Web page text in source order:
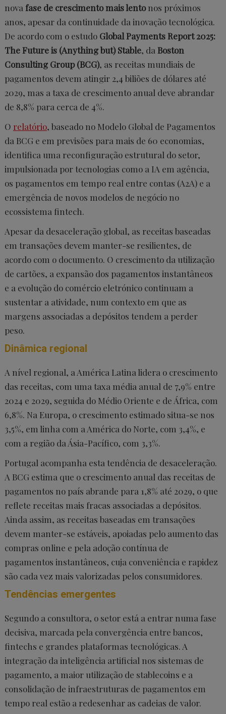
nova fase de crescimento mais lentonos próximos
anos, apesar da continuidade da inovação tecnológica.
De acordo com o estudo Global Payments Report 2025:
The Future is (Anything but) Stable, da Boston
Consulting Group (BCG), as receitas mundiais de
pagamentos devem atingir 2,4 biliões de dólares até
2029, mas a taxa de crescimento anual deve abrandar
de 8,8% para cerca de 4%.
O relatório, baseado no Modelo Global de Pagamentos
da BCG e em previsões para mais de 60 economias,
identifica uma reconfiguração estrutural do setor,
impulsionada por tecnologias como a IA em agência,
os pagamentos em tempo real entre contas (A2A) e a
emergência de novos modelos de negócio no
ecossistema fintech.
Apesar da desaceleração global, as receitas baseadas
em transações devem manter-se resilientes, de
acordo com o documento. O crescimento da utilização
de cartões, a expansão dos pagamentos instantâneos
e a evolução do comércio eletrónico continuam a
sustentar a atividade, num contexto em que as
margens associadas a depósitos tendem a perder
peso.
Dinâmica regional
A nível regional, a América Latina lidera o crescimento
das receitas, com uma taxa média anual de 7,9% entre
2024 e 2029, seguida do Médio Oriente e de África, com
6,8%. Na Europa, o crescimento estimado situa-se nos
3,5%, em linha com a América do Norte, com 3,4%, e
com a região da Ásia-Pacífico, com 3,3%.
Portugal acompanha esta tendência de desaceleração.
A BCG estima que o crescimento anual das receitas de
pagamentos no país abrande para 1,8% até 2029, o que
reflete receitas mais fracas associadas a depósitos.
Ainda assim, as receitas baseadas em transações
devem manter-se estáveis, apoiadas pelo aumento das
compras online e pela adoção contínua de
pagamentos instantâneos, cuja conveniência e rapidez
são cada vez mais valorizadas pelos consumidores.
Tendências emergentes
Segundo a consultora, o setor está a entrar numa fase
decisiva, marcada pela convergência entre bancos,
fintechs e grandes plataformas tecnológicas. A
integração da inteligência artificial nos sistemas de
pagamento, a maior utilização de stablecoins e a
consolidação de infraestruturas de pagamentos em
tempo real estão a redesenhar as cadeias de valor.